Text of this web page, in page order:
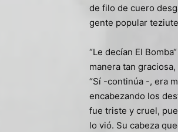
de filo de cuero
gente popular
“Le decían El
manera tan
“Sí -continúa -, era
encabezando los
fue triste y cruel,
lo vió. Su cabeza